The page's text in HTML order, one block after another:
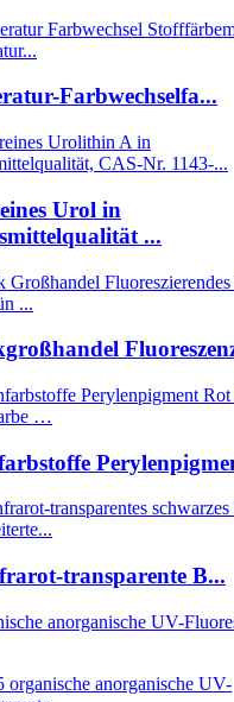
Farbwechselfa...
Urol in
...
transparente B...